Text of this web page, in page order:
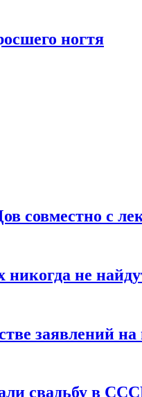
ногтя
совместно с
не
заявлений
свадьбу в